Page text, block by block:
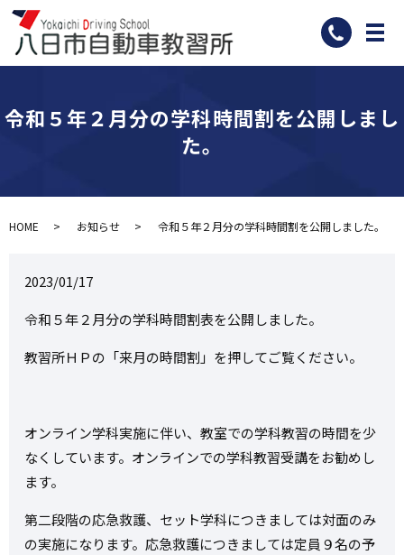
メ
令和５年２月分の学科時間割を公開しまし
た。
HOME お知らせ 令和５年２月分の学科時間割を公開しました。
2023/01/17
令和５年２月分の学科時間割表を公開しました。
教習所ＨＰの「来月の時間割」を押してご覧ください。
オンライン学科実施に伴い、教室での学科教習の時間を少
なくしています。オンラインでの学科教習受講をお勧めし
ます。
第二段階の応急救護、セット学科につきましては対面のみ
の実施になります。応急救護につきましては定員９名の予